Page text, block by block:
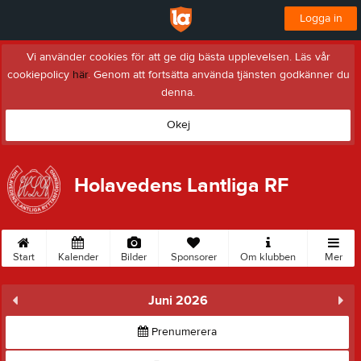
Logga in
Vi använder cookies för att ge dig bästa upplevelsen. Läs vår
cookiepolicy här. Genom att fortsätta använda tjänsten godkänner du
denna.
Okej
Holavedens Lantliga RF
Start Kalender Bilder Sponsorer Om klubben Mer
Juni 2026
Prenumerera